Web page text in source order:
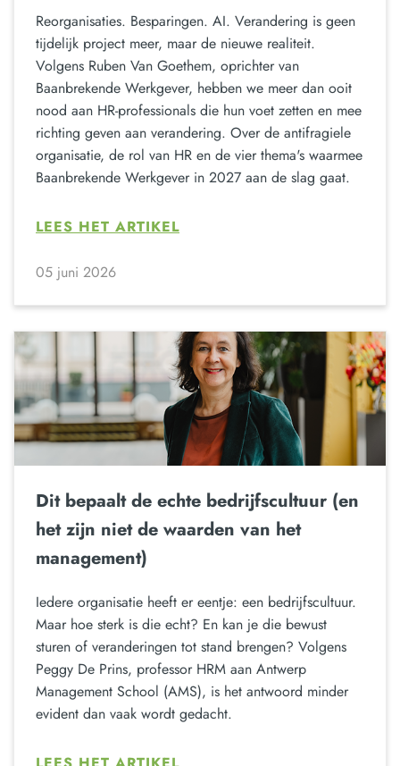
Reorganisaties. Besparingen. AI. Verandering is geen
tijdelijk project meer, maar de nieuwe realiteit.
Volgens Ruben Van Goethem, oprichter van
Baanbrekende Werkgever, hebben we meer dan ooit
nood aan HR-professionals die hun voet zetten en mee
richting geven aan verandering. Over de antifragiele
organisatie, de rol van HR en de vier thema's waarmee
Baanbrekende Werkgever in 2027 aan de slag gaat.
LEES HET ARTIKEL
05 juni 2026
Dit bepaalt de echte bedrijfscultuur (en
het zijn niet de waarden van het
management)
Iedere organisatie heeft er eentje: een bedrijfscultuur.
Maar hoe sterk is die echt? En kan je die bewust
sturen of veranderingen tot stand brengen? Volgens
Peggy De Prins, professor HRM aan Antwerp
Management School (AMS), is het antwoord minder
evident dan vaak wordt gedacht.